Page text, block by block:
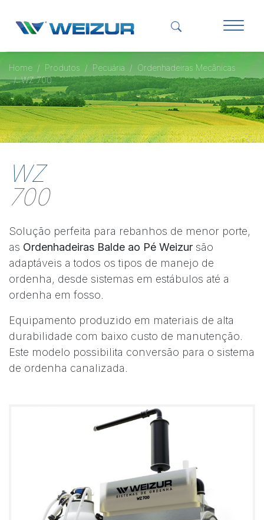
Home Produtos Pecuária
Ordenhadeiras Mecânicas
WZ 700
WZ
700
Solução perfeita para rebanhos de menor porte,
as Ordenhadeiras Balde ao Pé Weizur são
adaptáveis a todos os tipos de manejo de
ordenha, desde sistemas em estábulos até a
ordenha em fosso.
Equipamento produzido em materiais de alta
durabilidade com baixo custo de manutenção.
Este modelo possibilita conversão para o sistema
de ordenha canalizada.